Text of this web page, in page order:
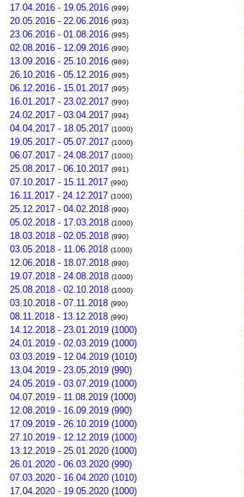
17.04.2016 - 19.05.2016 (999)
20.05.2016 - 22.06.2016 (993)
23.06.2016 - 01.08.2016 (995)
02.08.2016 - 12.09.2016 (990)
13.09.2016 - 25.10.2016 (989)
26.10.2016 - 05.12.2016 (995)
06.12.2016 - 15.01.2017 (995)
16.01.2017 - 23.02.2017 (990)
24.02.2017 - 03.04.2017 (994)
04.04.2017 - 18.05.2017 (1000)
19.05.2017 - 05.07.2017 (1000)
06.07.2017 - 24.08.2017 (1000)
25.08.2017 - 06.10.2017 (991)
07.10.2017 - 15.11.2017 (990)
16.11.2017 - 24.12.2017 (1000)
25.12.2017 - 04.02.2018 (990)
05.02.2018 - 17.03.2018 (1000)
18.03.2018 - 02.05.2018 (990)
03.05.2018 - 11.06.2018 (1000)
12.06.2018 - 18.07.2018 (990)
19.07.2018 - 24.08.2018 (1000)
25.08.2018 - 02.10.2018 (1000)
03.10.2018 - 07.11.2018 (990)
08.11.2018 - 13.12.2018 (990)
14.12.2018 - 23.01.2019 (1000)
24.01.2019 - 02.03.2019 (1000)
03.03.2019 - 12.04.2019 (1010)
13.04.2019 - 23.05.2019 (990)
24.05.2019 - 03.07.2019 (1000)
04.07.2019 - 11.08.2019 (1000)
12.08.2019 - 16.09.2019 (990)
17.09.2019 - 26.10.2019 (1000)
27.10.2019 - 12.12.2019 (1000)
13.12.2019 - 25.01.2020 (1000)
26.01.2020 - 06.03.2020 (990)
07.03.2020 - 16.04.2020 (1010)
17.04.2020 - 19.05.2020 (1000)